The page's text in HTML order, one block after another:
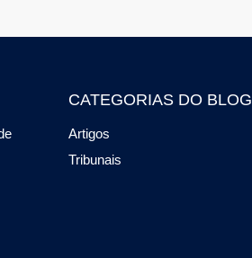
CATEGORIAS DO BLOG
Artigos
Tribunais